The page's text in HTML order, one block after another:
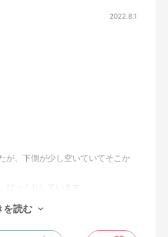
2022.8.1
が、下側が少し空いていてそこか
びっくりしています。
を読む